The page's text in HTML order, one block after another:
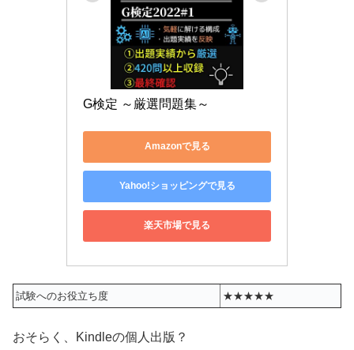
G検定 ～厳選問題集～
Amazonで見る
Yahoo!ショッピングで見る
楽天市場で見る
試験へのお役立ち度 ★★★★★
おそらく、Kindleの個人出版？